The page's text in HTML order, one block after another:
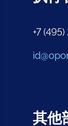
+7
其他